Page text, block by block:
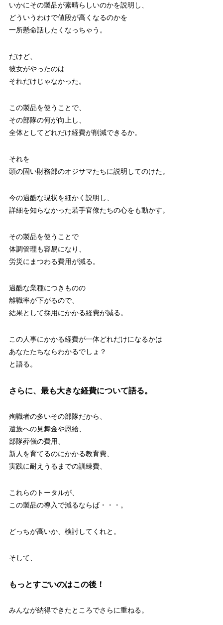
いかにその製品が素晴らしいのかを説明し、
どういうわけで値段が高くなるのかを
一所懸命話したくなっちゃう。
だけど、
彼女がやったのは
それだけじゃなかった。
この製品を使うことで、
その部隊の何が向上し、
全体としてどれだけ経費が削減できるか。
それを
頭の固い財務部のオジサマたちに説明してのけた。
今の過酷な現状を細かく説明し、
詳細を知らなかった若手官僚たちの心をも動かす。
その製品を使うことで
体調管理も容易になり、
労災にまつわる費用が減る。
過酷な業種につきものの
離職率が下がるので、
結果として採用にかかる経費が減る。
この人事にかかる経費が一体どれだけになるかは
あなたたちならわかるでしょ？
と語る。
さらに、最も大きな経費について語る。
殉職者の多いその部隊だから、
遺族への見舞金や恩給、
部隊葬儀の費用、
新人を育てるのにかかる教育費、
実践に耐えうるまでの訓練費、
これらのトータルが、
この製品の導入で減るならば・・・。
どっちが高いか、検討してくれと。
そして、
もっとすごいのはこの後！
みんなが納得できたところでさらに重ねる。